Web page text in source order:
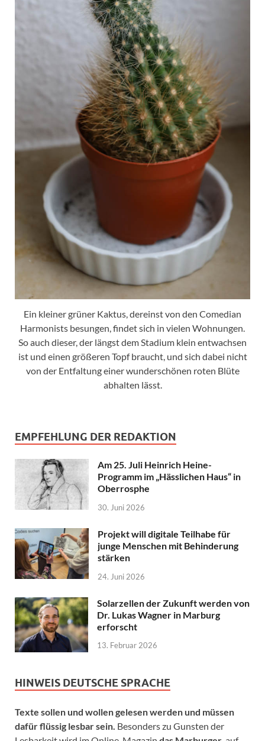
Ein kleiner grüner Kaktus, dereinst von den Comedian
Harmonists besungen, findet sich in vielen Wohnungen.
So auch dieser, der längst dem Stadium klein entwachsen
ist und einen größeren Topf braucht, und sich dabei nicht
von der Entfaltung einer wunderschönen roten Blüte
abhalten lässt.
EMPFEHLUNG DER REDAKTION
Am 25. Juli Heinrich Heine-
Programm im „Hässlichen Haus“ in
Oberrosphe
30. Juni 2026
Projekt will digitale Teilhabe für
junge Menschen mit Behinderung
stärken
24. Juni 2026
Solarzellen der Zukunft werden von
Dr. Lukas Wagner in Marburg
erforscht
13. Februar 2026
HINWEIS DEUTSCHE SPRACHE
Texte sollen und wollen gelesen werden und müssen
dafür flüssig lesbar sein. Besonders zu Gunsten der